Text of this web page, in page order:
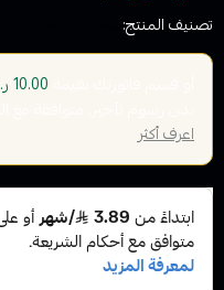
تصنيف المنتج:
10.00 ر.س
اعرف أكثر